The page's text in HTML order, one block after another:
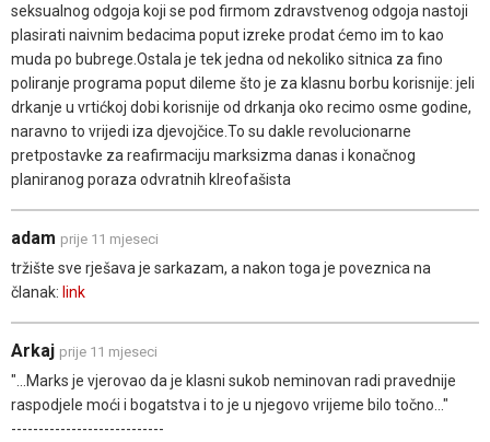
seksualnog odgoja koji se pod firmom zdravstvenog odgoja nastoji
plasirati naivnim bedacima poput izreke prodat ćemo im to kao
muda po bubrege.Ostala je tek jedna od nekoliko sitnica za fino
poliranje programa poput dileme što je za klasnu borbu korisnije: jeli
drkanje u vrtićkoj dobi korisnije od drkanja oko recimo osme godine,
naravno to vrijedi iza djevojčice.To su dakle revolucionarne
pretpostavke za reafirmaciju marksizma danas i konačnog
planiranog poraza odvratnih klreofašista
adam prije 11 mjeseci
tržište sve rješava je sarkazam, a nakon toga je poveznica na
članak: link
Arkaj prije 11 mjeseci
"...Marks je vjerovao da je klasni sukob neminovan radi pravednije
raspodjele moći i bogatstva i to je u njegovo vrijeme bilo točno..."
----------------------------